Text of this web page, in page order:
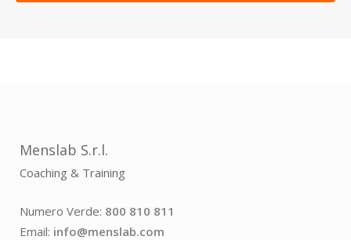
Menslab S.r.l.
Coaching & Training
Numero Verde: 800 810 811
Email: info@menslab.com